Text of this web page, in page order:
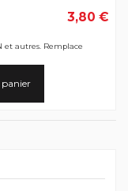
3,80 €
et autres. Remplace